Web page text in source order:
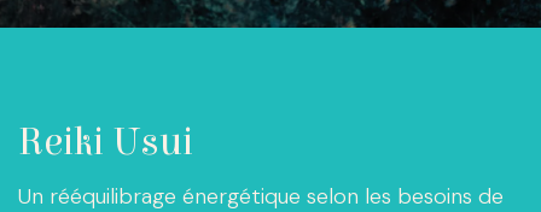
Reiki Usui
Un rééquilibrage énergétique selon les besoins de